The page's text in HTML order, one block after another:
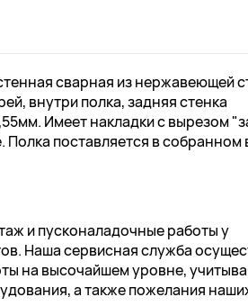
сварная из нержавеющей
внутри полка, задняя стенка
Имеет накладки с вырезом
Полка поставляется в собранном
и пусконаладочные работы у
Наша сервисная служба
на высочайшем уровне,
а также пожелания